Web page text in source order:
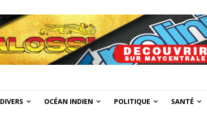
OCÉAN INDIEN POLITIQUE SANTÉ